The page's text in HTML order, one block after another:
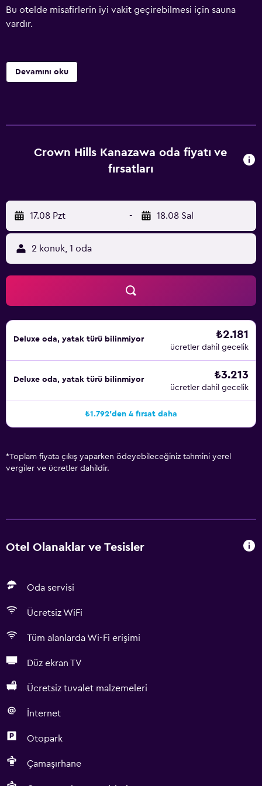
Bu otelde misafirlerin iyi vakit geçirebilmesi için sauna
vardır.
Devamını oku
Crown Hills Kanazawa oda fiyatı ve
fırsatları
17.08 Pzt - 18.08 Sal
2 konuk, 1 oda
Deluxe oda, yatak türü bilinmiyor ₺2.181
ücretler dahil gecelik
Deluxe oda, yatak türü bilinmiyor ₺3.213
ücretler dahil gecelik
₺1.792'den 4 fırsat daha
*Toplam fiyata çıkış yaparken ödeyebileceğiniz tahmini yerel
vergiler ve ücretler dahildir.
Otel Olanaklar ve Tesisler
Oda servisi
Ücretsiz WiFi
Tüm alanlarda Wi-Fi erişimi
Düz ekran TV
Ücretsiz tuvalet malzemeleri
İnternet
Otopark
Çamaşırhane